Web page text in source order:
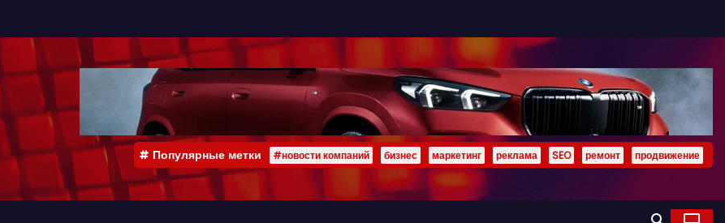
Популярные метки #новости компаний бизнес маркетинг реклама SEO ремонт продвижение